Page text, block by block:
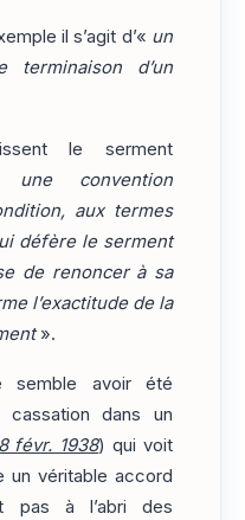
il s’agit d’« un
terminaison d’un
le serment
une convention
aux termes
défère le serment
de renoncer à sa
l’exactitude de la
».
semble avoir été
dans un
févr. 1938) qui voit
un véritable accord
pas à l’abri des